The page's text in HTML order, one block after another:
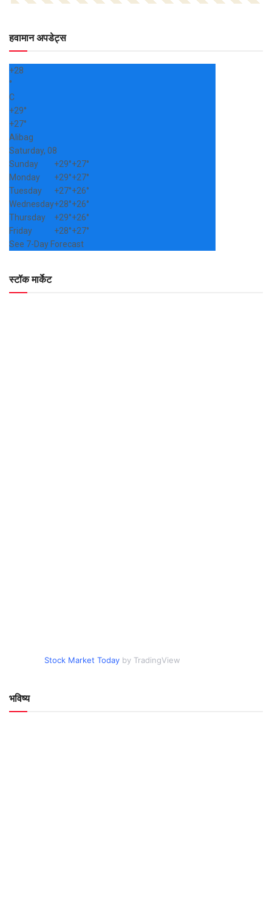
हवामान अपडेट्स
+28
°
C
+29°
+27°
Alibag
Saturday, 08
Sunday
+29°+27°
Monday
+29°+27°
Tuesday
+27°+26°
Wednesday+28°+26°
Thursday
+29°+26°
Friday
+28°+27°
See 7-Day Forecast
स्टॉक मार्केट
Stock Market Today by TradingView
भविष्य